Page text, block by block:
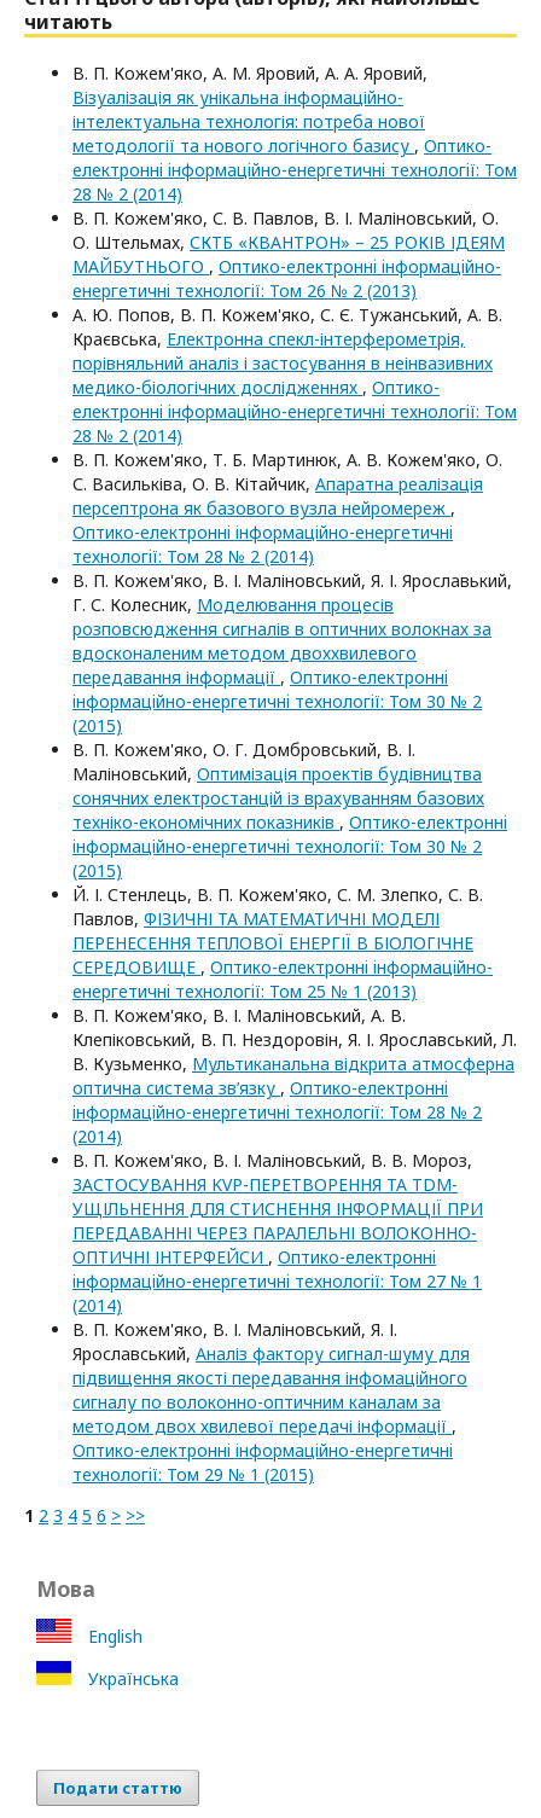
читають
В. П. Кожем'яко, А. М. Яровий, А. А. Яровий,
Візуалізація як унікальна інформаційно-
інтелектуальна технологія: потреба нової
методології та нового логічного базису , Оптико-
електроннi iнформацiйно-енергетичнi технологiї: Том
28 № 2 (2014)
В. П. Кожем'яко, С. В. Павлов, В. І. Маліновський, О.
О. Штельмах, СКТБ «КВАНТРОН» – 25 РОКІВ ІДЕЯМ
МАЙБУТНЬОГО , Оптико-електроннi iнформацiйно-
енергетичнi технологiї: Том 26 № 2 (2013)
А. Ю. Попов, В. П. Кожем'яко, С. Є. Тужанський, А. В.
Краєвська, Електронна спекл-інтерферометрія,
порівняльний аналіз і застосування в неінвазивних
медико-біологічних дослідженнях , Оптико-
електроннi iнформацiйно-енергетичнi технологiї: Том
28 № 2 (2014)
В. П. Кожем'яко, Т. Б. Мартинюк, А. В. Кожем'яко, О.
С. Васильківа, О. В. Кітайчик, Апаратна реалізація
персептрона як базового вузла нейромереж ,
Оптико-електроннi iнформацiйно-енергетичнi
технологiї: Том 28 № 2 (2014)
В. П. Кожем'яко, В. І. Маліновський, Я. І. Ярославький,
Г. С. Колесник, Моделювання процесів
розповсюдження сигналів в оптичних волокнах за
вдосконаленим методом двоххвилевого
передавання інформації , Оптико-електроннi
iнформацiйно-енергетичнi технологiї: Том 30 № 2
(2015)
В. П. Кожем'яко, О. Г. Домбровський, В. І.
Маліновський, Оптимізація проектів будівництва
сонячних електростанцій із врахуванням базових
техніко-економічних показників , Оптико-електроннi
iнформацiйно-енергетичнi технологiї: Том 30 № 2
(2015)
Й. І. Стенлець, В. П. Кожем'яко, С. М. Злепко, С. В.
Павлов, ФІЗИЧНІ ТА МАТЕМАТИЧНІ МОДЕЛІ
ПЕРЕНЕСЕННЯ ТЕПЛОВОЇ ЕНЕРГІЇ В БІОЛОГІЧНЕ
СЕРЕДОВИЩЕ , Оптико-електроннi iнформацiйно-
енергетичнi технологiї: Том 25 № 1 (2013)
В. П. Кожем'яко, В. І. Маліновський, А. В.
Клепіковський, В. П. Нездоровін, Я. І. Ярославський, Л.
В. Кузьменко, Мультиканальна відкрита атмосферна
оптична система зв’язку , Оптико-електроннi
iнформацiйно-енергетичнi технологiї: Том 28 № 2
(2014)
В. П. Кожем'яко, В. І. Маліновський, В. В. Мороз,
ЗАСТОСУВАННЯ KVP-ПЕРЕТВОРЕННЯ ТА TDM-
УЩІЛЬНЕННЯ ДЛЯ СТИСНЕННЯ ІНФОРМАЦІЇ ПРИ
ПЕРЕДАВАННІ ЧЕРЕЗ ПАРАЛЕЛЬНІ ВОЛОКОННО-
ОПТИЧНІ ІНТЕРФЕЙСИ , Оптико-електроннi
iнформацiйно-енергетичнi технологiї: Том 27 № 1
(2014)
В. П. Кожем'яко, В. І. Маліновський, Я. І.
Ярославський, Аналіз фактору сигнал-шуму для
підвищення якості передавання інфомаційного
сигналу по волоконно-оптичним каналам за
методом двох хвилевої передачі інформації ,
Оптико-електроннi iнформацiйно-енергетичнi
технологiї: Том 29 № 1 (2015)
1 2 3 4 5 6 > >>
Мова
English
Українська
Подати статтю